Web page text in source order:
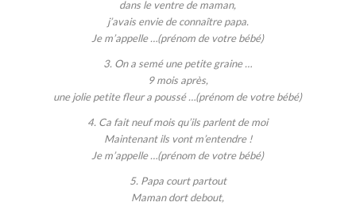
dans le ventre de maman,
j’avais envie de connaître papa.
Je m’appelle …(prénom de votre bébé)
3. On a semé une petite graine …
9 mois après,
une jolie petite fleur a poussé …(prénom de votre bébé)
4. Ca fait neuf mois qu’ils parlent de moi
Maintenant ils vont m’entendre !
Je m’appelle …(prénom de votre bébé)
5. Papa court partout
Maman dort debout,